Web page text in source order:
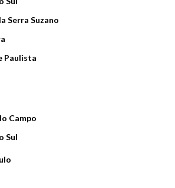
Serra Suzano
Paulista
Campo
Sul